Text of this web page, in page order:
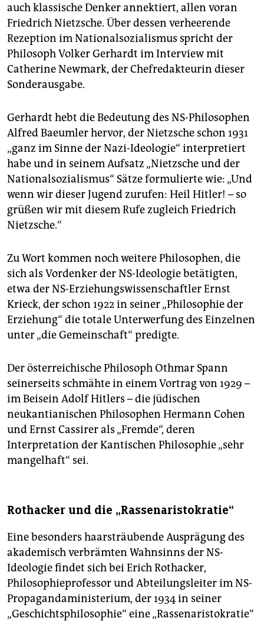
auch klassische Denker annektiert, allen voran
Friedrich Nietzsche. Über dessen verheerende
Rezeption im Nationalsozialismus spricht der
Philosoph Volker Gerhardt im Interview mit
Catherine Newmark, der Chefredakteurin dieser
Sonderausgabe.
Gerhardt hebt die Bedeutung des NS-Philosophen
Alfred Baeumler hervor, der Nietzsche schon 1931
„ganz im Sinne der Nazi-Ideologie“ interpretiert
habe und in seinem Aufsatz „Nietzsche und der
Nationalsozialismus“ Sätze formulierte wie: „Und
wenn wir dieser Jugend zurufen: Heil Hitler! – so
grüßen wir mit diesem Rufe zugleich Friedrich
Nietzsche.“
Zu Wort kommen noch weitere Philosophen, die
sich als Vordenker der NS-Ideologie betätigten,
etwa der NS-Erziehungswissenschaftler Ernst
Krieck, der schon 1922 in seiner „Philosophie der
Erziehung“ die totale Unterwerfung des Einzelnen
unter „die Gemeinschaft“ predigte.
Der österreichische Philosoph Othmar Spann
seinerseits schmähte in einem Vortrag von 1929 –
im Beisein Adolf Hitlers – die jüdischen
neukantianischen Philosophen Hermann Cohen
und Ernst Cassirer als „Fremde“, deren
Interpretation der Kantischen Philosophie „sehr
mangelhaft“ sei.
Rothacker und die „Rassenaristokratie“
Eine besonders haarsträubende Ausprägung des
akademisch verbrämten Wahnsinns der NS-
Ideologie findet sich bei Erich Rothacker,
Philosophieprofessor und Abteilungsleiter im NS-
Propagandaministerium, der 1934 in seiner
„Geschichtsphilosophie“ eine „Rassenaristokratie“